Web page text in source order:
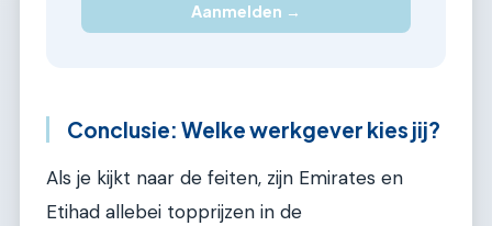
Aanmelden →
Conclusie: Welke werkgever kies jij?
Als je kijkt naar de feiten, zijn Emirates en
Etihad allebei topprijzen in de